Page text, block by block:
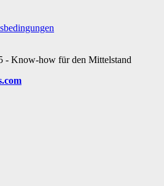
- Know-how für den Mittelstand